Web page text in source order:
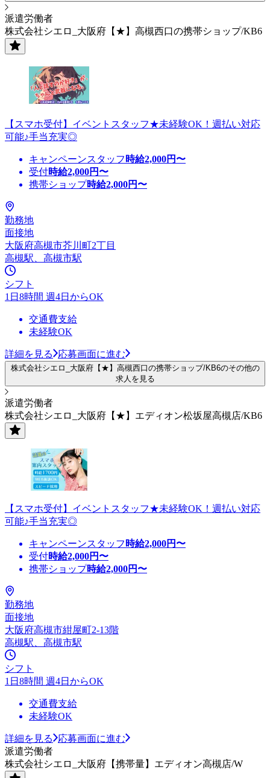
派遣労働者
株式会社シエロ_大阪府【★】高槻西口の携帯ショップ/KB6
【スマホ受付】イベントスタッフ★未経験OK！週払い対応
可能♪手当充実◎
キャンペーンスタッフ 時給2,000円〜
受付時給2,000円〜
携帯ショップ時給2,000円〜
勤務地
面接地
大阪府高槻市芥川町2丁目
高槻駅、高槻市駅
シフト
1日8時間 週4日からOK
交通費支給
未経験OK
詳細を見る 応募画面に進む
株式会社シエロ_大阪府【★】高槻西口の携帯ショップ/KB6のその他の
求人を見る
派遣労働者
株式会社シエロ_大阪府【★】エディオン松坂屋高槻店/KB6
【スマホ受付】イベントスタッフ★未経験OK！週払い対応
可能♪手当充実◎
キャンペーンスタッフ 時給2,000円〜
受付時給2,000円〜
携帯ショップ時給2,000円〜
勤務地
面接地
大阪府高槻市紺屋町2-13階
高槻駅、高槻市駅
シフト
1日8時間 週4日からOK
交通費支給
未経験OK
詳細を見る
応募画面に進む
派遣労働者
株式会社シエロ_大阪府【携帯量】エディオン高槻店/W